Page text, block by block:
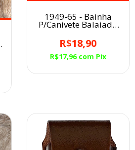
1949-65 - Bainha
P/Canivete Balaiada
CAVALO
R$18,90
R$17,96 com Pix